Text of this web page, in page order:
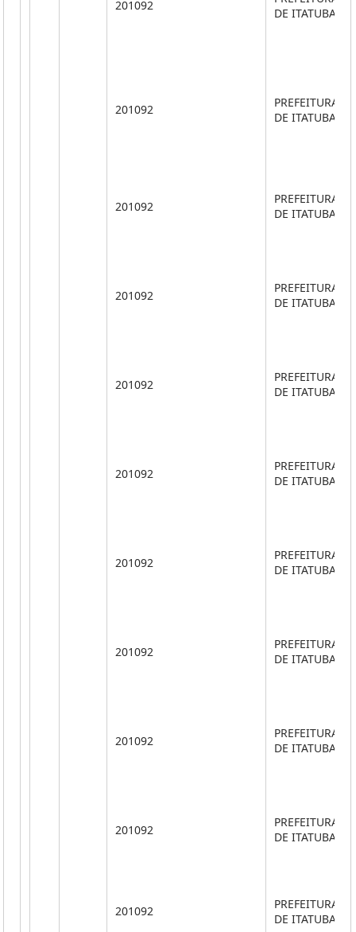
201092
DE ITATUBA
201092
PREFEITURA
DE ITATUBA
201092
PREFEITURA
DE ITATUBA
201092
PREFEITURA
DE ITATUBA
201092
PREFEITURA
DE ITATUBA
201092
PREFEITURA
DE ITATUBA
201092
PREFEITURA
DE ITATUBA
201092
PREFEITURA
DE ITATUBA
201092
PREFEITURA
DE ITATUBA
201092
PREFEITURA
DE ITATUBA
201092
PREFEITURA
DE ITATUBA